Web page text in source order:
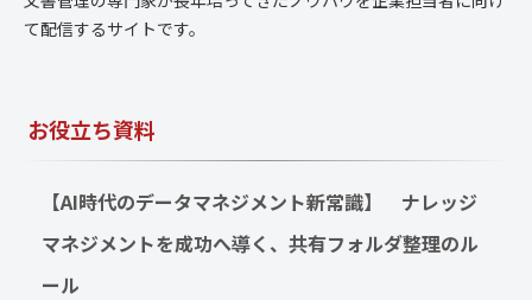
て配信するサイトです。
お役立ち資料
【AI時代のデータマネジメント新常識】　ナレッジ
マネジメントを成功へ導く、共有フォルダ整理のル
ール